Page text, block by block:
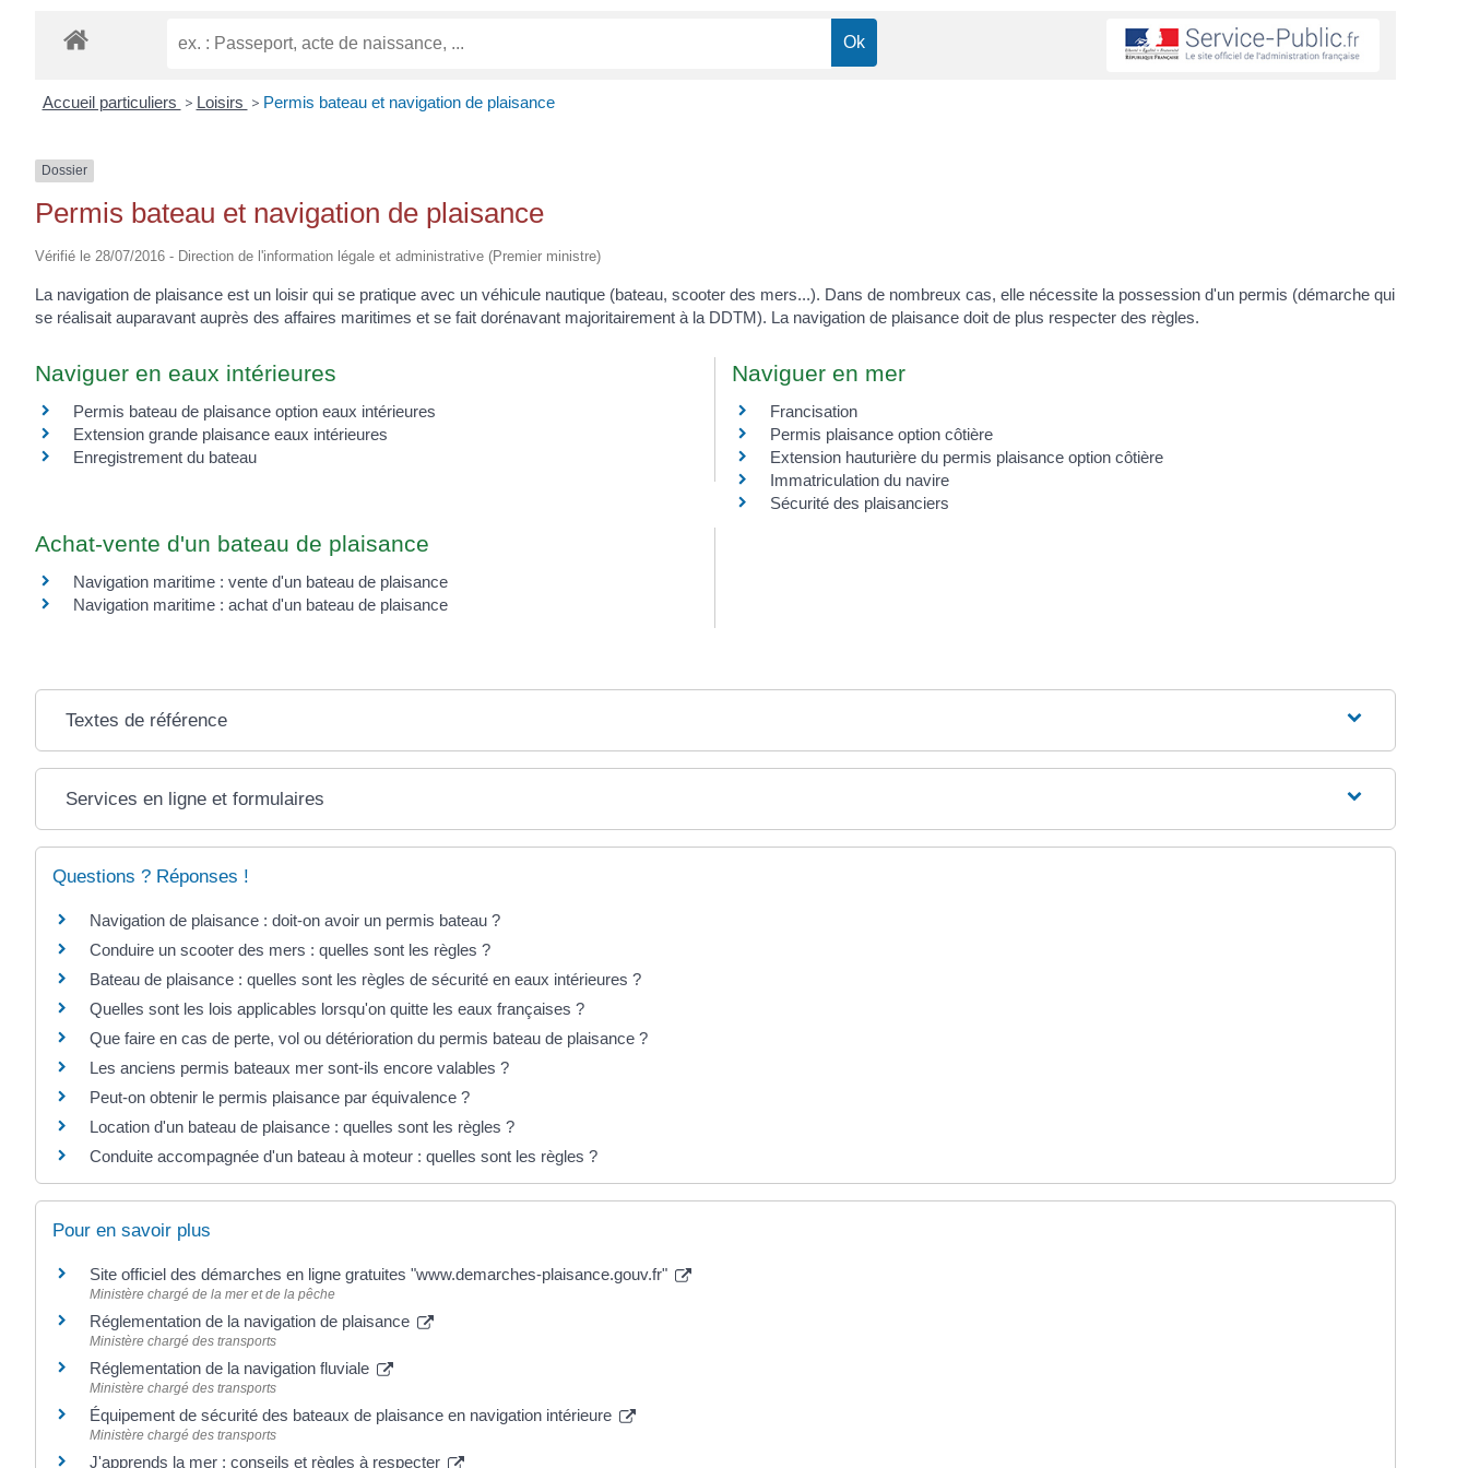
EUGÈNE
Accueil particuliers > Loisirs > Permis bateau et navigation de plaisance
Dossier
Permis bateau et navigation de plaisance
Vérifié le 28/07/2016 - Direction de l'information légale et administrative (Premier ministre)
La navigation de plaisance est un loisir qui se pratique avec un véhicule nautique (bateau, scooter des mers...). Dans de nombreux cas, elle nécessite la possession d'un permis (démarche qui
se réalisait auparavant auprès des affaires maritimes et se fait dorénavant majoritairement à la DDTM). La navigation de plaisance doit de plus respecter des règles.
Naviguer en eaux intérieures
Permis bateau de plaisance option eaux intérieures
Extension grande plaisance eaux intérieures
Enregistrement du bateau
Naviguer en mer
Francisation
Permis plaisance option côtière
Extension hauturière du permis plaisance option côtière
Immatriculation du navire
Sécurité des plaisanciers
Achat-vente d'un bateau de plaisance
Navigation maritime : vente d'un bateau de plaisance
Navigation maritime : achat d'un bateau de plaisance
Textes de référence
Services en ligne et formulaires
Questions ? Réponses !
Navigation de plaisance : doit-on avoir un permis bateau ?
Conduire un scooter des mers : quelles sont les règles ?
Bateau de plaisance : quelles sont les règles de sécurité en eaux intérieures ?
Quelles sont les lois applicables lorsqu'on quitte les eaux françaises ?
Que faire en cas de perte, vol ou détérioration du permis bateau de plaisance ?
Les anciens permis bateaux mer sont-ils encore valables ?
Peut-on obtenir le permis plaisance par équivalence ?
Location d'un bateau de plaisance : quelles sont les règles ?
Conduite accompagnée d'un bateau à moteur : quelles sont les règles ?
Pour en savoir plus
Site officiel des démarches en ligne gratuites "www.demarches-plaisance.gouv.fr"
Ministère chargé de la mer et de la pêche
Réglementation de la navigation de plaisance
Ministère chargé des transports
Réglementation de la navigation fluviale
Ministère chargé des transports
Équipement de sécurité des bateaux de plaisance en navigation intérieure
Ministère chargé des transports
J'apprends la mer : conseils et règles à respecter